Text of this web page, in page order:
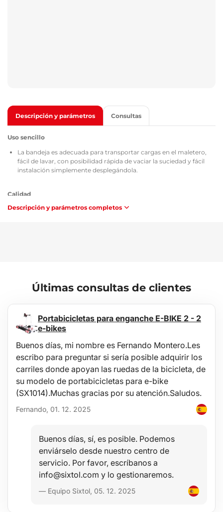
Descripción y parámetros Consultas
Uso sencillo
La bandeja es adecuada para transportar cargas en el maletero,
fácil de lavar, con posibilidad rápida de vaciar la suciedad y fácil
instalación simplemente desplegándola.
Calidad
Todas las bandejas para maletero cuentan con el certificado TÜV
La bandeja es fácil de lavar, diseñada para el mantenimiento
limpieza se puede realizar fácilmente fuera del vehículo, por
ejemplo con una manguera de jardín.
La calidad del material permite el uso de la bandeja en un amplio
rango de temperaturas desde -60°C hasta +80°C y también una
considerable resistencia al envejecimiento del material por la
radiación UV.
sin riesgos para la salud.
Protección
La ventaja de estas bandejas es un borde elevado de 4-6 cm
(según el tipo de vehículo), que protege el interior del maletero
contra el derrame o vertido de líquidos (agua, aceite), suciedad,
Descripción y parámetros completos
Últimas consultas de clientes
Portabicicletas para enganche E-BIKE 2 - 2
e-bikes
Buenos días, mi nombre es Fernando Montero.Les
escribo para preguntar si sería posible adquirir los
carriles donde apoyan las ruedas de la bicicleta, de
su modelo de portabicicletas para e-bike
(SX1014).Muchas gracias por su atención.Saludos.
Fernando, 01. 12. 2025
Buenos días, sí, es posible. Podemos
enviárselo desde nuestro centro de
servicio. Por favor, escríbanos a
info@sixtol.com y lo gestionaremos.
— Equipo Sixtol, 05. 12. 2025